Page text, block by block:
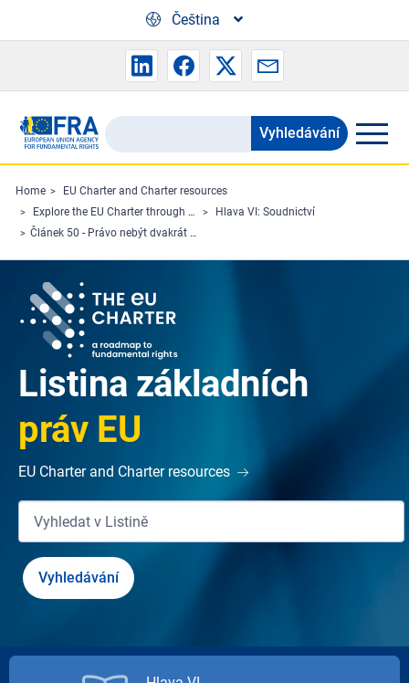
Čeština
Search
the
FRA
website
Vyhledávání
Home
EU Charter and Charter resources
Explore the EU Charter through Charterpedia
Hlava VI: Soudnictví
Článek 50 - Právo nebýt dvakrát trestně stíhán nebo trestán za stejný trestný čin
Listina základních
práv EU
EU Charter and Charter resources